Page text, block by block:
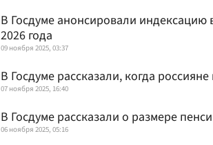
В Госдуме анонсировали индексацию
2026 года
09 ноября 2025, 03:37
В Госдуме рассказали, когда
07 ноября 2025, 16:40
В Госдуме рассказали о размере
06 ноября 2025, 05:16